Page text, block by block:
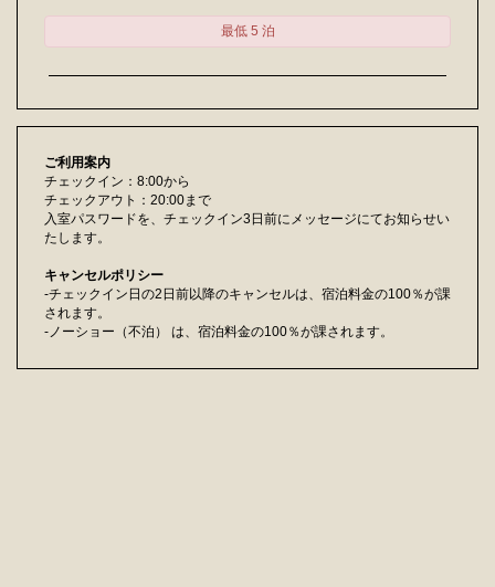
最低 5 泊
ご利用案内
チェックイン：8:00から
チェックアウト：20:00まで
入室パスワードを、チェックイン3日前にメッセージにてお知らせい
たします。
キャンセルポリシー
-チェックイン日の2日前以降のキャンセルは、宿泊料金の100％が課
されます。
-ノーショー（不泊） は、宿泊料金の100％が課されます。